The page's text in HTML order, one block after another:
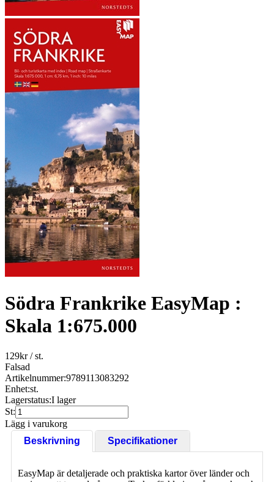
Södra Frankrike EasyMap :
Skala 1:675.000
129kr/ st.
Falsad
Artikelnummer:9789113083292
Enhet:st.
Lagerstatus:I lager
St:
Lägg i varukorg
Beskrivning
Specifikationer
EasyMap är detaljerade och praktiska kartor över länder och